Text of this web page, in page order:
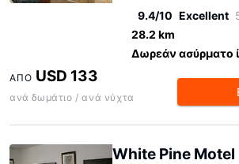
9.4/10 Excellent
28.2 km
Δωρεάν ασύρματο
ΑΠΌ USD 133
ανά δωμάτιο / ανά νύχτα
White Pine Motel